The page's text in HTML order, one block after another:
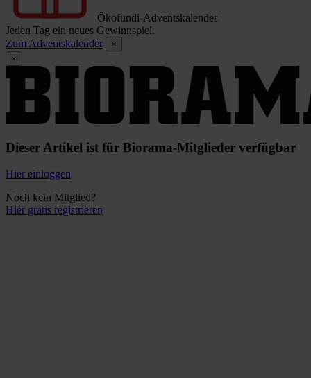
Ökofundi-Adventskalender
Jeden Tag ein neues Gewinnspiel.
Zum Adventskalender
×
×
Dieser Artikel ist für Biorama-Mitglieder verfügbar
Hier einloggen
Noch kein Mitglied?
Hier gratis registrieren